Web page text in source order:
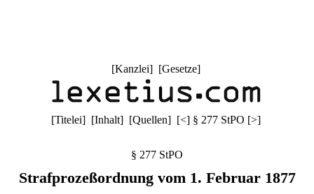
[Kanzlei] [Gesetze]
[Titelei] [Inhalt] [Quellen] [<] § 277 StPO [>]
§ 277 StPO
Strafprozeßordnung vom 1. Februar 1877